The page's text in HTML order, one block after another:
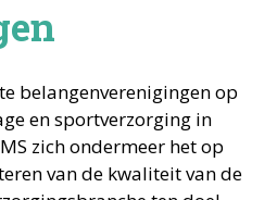
belangenverenigingen op
en sportverzorging in
zich ondermeer het op
van de kwaliteit van de